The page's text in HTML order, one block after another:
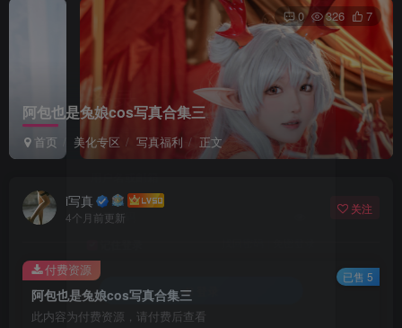
阿包也是兔娘cos写真合集三
首页 美化专区 写真福利 正文
0 326 7
i写真
4个月前更新
关注
阿包也是兔娘cos写真合集三
此内容为付费资源，请付费后查看
付费资源 已售 5
登录
没有账号？立即注册
登录密码